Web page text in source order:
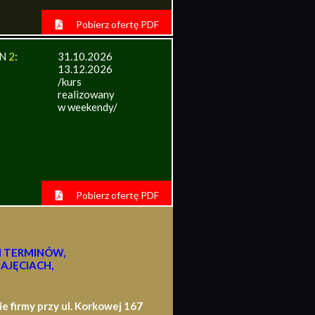
Pobierz ofertę PDF
2:
31.10.2026
13.12.2026
/kurs
realizowany
w weekendy/
Pobierz ofertę PDF
TERMINÓW,
firmy przy ul. Korkowej 167